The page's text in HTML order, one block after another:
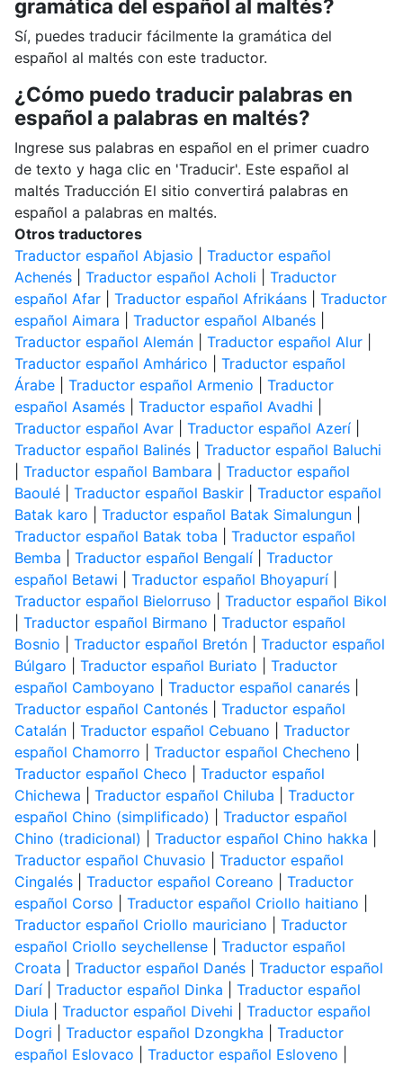
gramática del español al maltés?
Sí, puedes traducir fácilmente la gramática del
español al maltés con este traductor.
¿Cómo puedo traducir palabras en
español a palabras en maltés?
Ingrese sus palabras en español en el primer cuadro
de texto y haga clic en 'Traducir'. Este español al
maltés Traducción El sitio convertirá palabras en
español a palabras en maltés.
Otros traductores
Traductor español Abjasio
Traductor español
Achenés| Traductor español Acholi
Traductor
español Afar| Traductor español Afrikáans| Traductor
español Aimara
Traductor español Albanés|
Traductor español Alemán| Traductor español Alur|
Traductor español Amhárico
Traductor español
Árabe| Traductor español Armenio
Traductor
español Asamés| Traductor español Avadhi
Traductor español Avar| Traductor español Azerí|
Traductor español Balinés| Traductor español Baluchi
Traductor español Bambara
Traductor español
Baoulé| Traductor español Baskir| Traductor español
Batak karo
Traductor español Batak Simalungun|
Traductor español Batak toba
Traductor español
Bemba
Traductor español Bengalí| Traductor
español Betawi
Traductor español Bhoyapurí|
Traductor español Bielorruso
Traductor español Bikol
Traductor español Birmano
Traductor español
Bosnio
Traductor español Bretón| Traductor español
Búlgaro
Traductor español Buriato
Traductor
español Camboyano
Traductor español canarés|
Traductor español Cantonés| Traductor español
Catalán| Traductor español Cebuano
Traductor
español Chamorro
Traductor español Checheno
Traductor español Checo
Traductor español
Chichewa
Traductor español Chiluba
Traductor
español Chino (simplificado)
Traductor español
Chino (tradicional)
Traductor español Chino hakka
Traductor español Chuvasio
Traductor español
Cingalés| Traductor español Coreano
Traductor
español Corso
Traductor español Criollo haitiano
Traductor español Criollo mauriciano
Traductor
español Criollo seychellense| Traductor español
Croata
Traductor español Danés| Traductor español
Darí| Traductor español Dinka
Traductor español
Diula
Traductor español Divehi
Traductor español
Dogri
Traductor español Dzongkha
Traductor
español Eslovaco
Traductor español Esloveno